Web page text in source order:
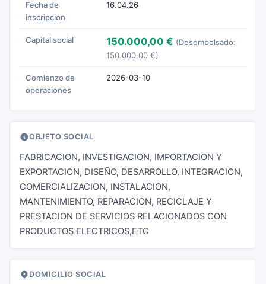
Fecha de
inscripcion
16.04.26
Capital social 150.000,00 € (Desembolsado:
150.000,00 €)
Comienzo de
operaciones
2026-03-10
OBJETO SOCIAL
FABRICACION, INVESTIGACION, IMPORTACION Y
EXPORTACION, DISEÑO, DESARROLLO, INTEGRACION,
COMERCIALIZACION, INSTALACION,
MANTENIMIENTO, REPARACION, RECICLAJE Y
PRESTACION DE SERVICIOS RELACIONADOS CON
PRODUCTOS ELECTRICOS,ETC
DOMICILIO SOCIAL